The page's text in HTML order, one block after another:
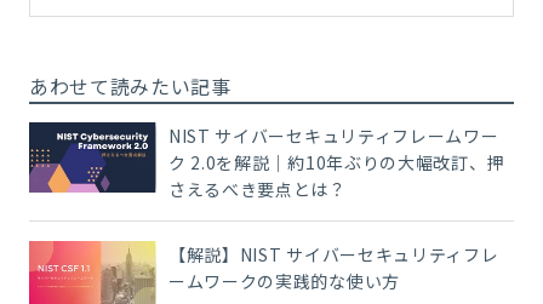
あわせて読みたい記事
NIST サイバーセキュリティフレームワー
ク 2.0を解説｜約10年ぶりの大幅改訂、押
さえるべき要点とは？
【解説】NIST サイバーセキュリティフレ
ームワークの実践的な使い方